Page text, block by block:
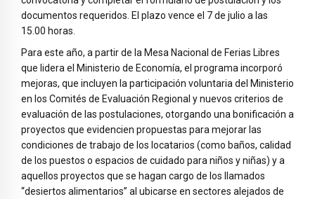
documentos requeridos. El plazo vence el 7 de julio a las
15.00 horas.
Para este año, a partir de la Mesa Nacional de Ferias Libres
que lidera el Ministerio de Economía, el programa incorporó
mejoras, que incluyen la participación voluntaria del Ministerio
en los Comités de Evaluación Regional y nuevos criterios de
evaluación de las postulaciones, otorgando una bonificación a
proyectos que evidencien propuestas para mejorar las
condiciones de trabajo de los locatarios (como baños, calidad
de los puestos o espacios de cuidado para niños y niñas) y a
aquellos proyectos que se hagan cargo de los llamados
“desiertos alimentarios” al ubicarse en sectores alejados de